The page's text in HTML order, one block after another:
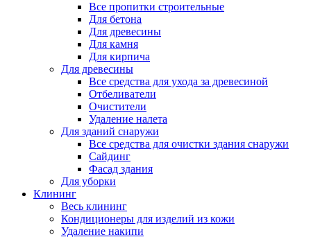
Все пропитки строительные
Для бетона
Для древесины
Для камня
Для кирпича
Для древесины
Все средства для ухода за древесиной
Отбеливатели
Очистители
Удаление налета
Для зданий снаружи
Все средства для очистки здания снаружи
Сайдинг
Фасад здания
Для уборки
Клининг
Весь клининг
Кондиционеры для изделий из кожи
Удаление накипи